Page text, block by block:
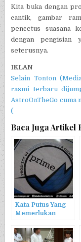
Kita buka dengan
cantik, gambar
pencetus suasana
dengan pengisian
seterusnya.
IKLAN
Selain Tonton
rasmi terbaru
AstroOnTheGo cuma
(
Baca Juga Artikel
Kata Putus Yang
Memerlukan